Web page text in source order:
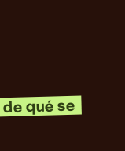
qué se